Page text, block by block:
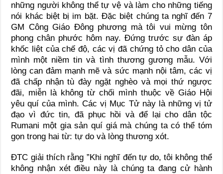
những người không thể tự vệ và làm cho những tiếng
nói khác biệt bị im bặt. Đặc biệt chúng ta nghĩ đến 7
GM Công Giáo Đông phương mà tôi vui mừng tôn
phong chân phước hôm nay. Đứng trước sự đàn áp
khốc liệt của chế độ, các vị đã chứng tỏ cho dân của
mình một niềm tin và tình thương gương mẫu. Với
lòng can đảm mạnh mẽ và sức mạnh nội tâm, các vị
đã chấp nhận tù đày ngặt nghèo và mọi thứ ngược
đãi, miễn là không từ chối mình thuộc về Giáo Hội
yêu quí của mình. Các vị Mục Tử này là những vị tử
đạo vì đức tin, đã phục hồi và để lại cho dân tộc
Rumani một gia sản quí giá mà chúng ta có thể tóm
gọn trong hai từ: tự do và lòng thương xót.
ĐTC giải thích rằng ”Khi nghĩ đến tự do, tôi không thể
không nhận xét điều này là chúng ta đang cử hành